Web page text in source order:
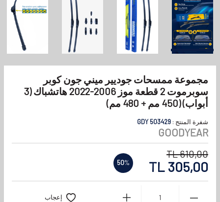
مجموعة ممسحات جوديير ميني جون كوبر
سوبرموت 2 قطعة موز 2006-2022 هاتشباك (3
أبواب) (450 مم + 480 مم)
شفرة المنتج : GDY 503429
GOODYEAR
610,00
TL
305,00
%
50
إعجاب